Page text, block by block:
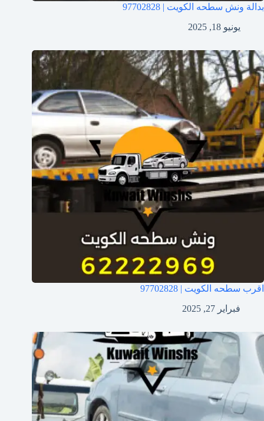
بدالة ونش سطحه الكويت | 97702828
يونيو 18, 2025
اقرب سطحه الكويت | 97702828
فبراير 27, 2025